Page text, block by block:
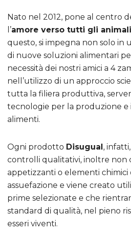
Nato nel 2012, pone al centro
l’amore verso tutti gli animali
questo, si impegna non solo in
di nuove soluzioni alimentari
necessità dei nostri amici a 4
nell’utilizzo di un approccio
tutta la filiera produttiva,
tecnologie per la produzione e
alimenti.
Ogni prodotto Disugual,
controlli qualitativi, inoltre non
appetizzanti o elementi
assuefazione e viene creato
prime selezionate e che
standard di qualità, nel pieno
esseri viventi.